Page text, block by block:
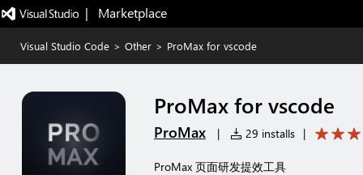
|   Marketplace
Visual Studio Code > Other > ProMax for vscode
ProMax for vscode
ProMax | 29 installs |
ProMax 页面研发提效工具